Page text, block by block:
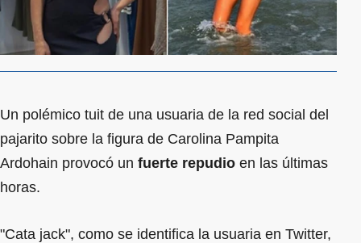
Un polémico tuit de una usuaria de la red social del
pajarito sobre la figura de Carolina Pampita
Ardohain provocó un fuerte repudio en las últimas
horas.
"Cata jack", como se identifica la usuaria en Twitter,